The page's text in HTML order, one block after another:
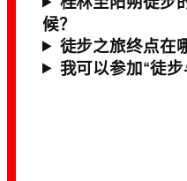
候？
徒步之旅终点在
我可以参加“徒